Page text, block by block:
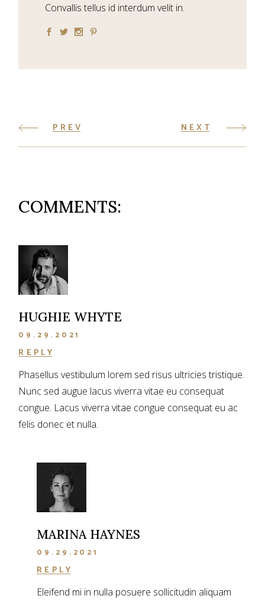
Convallis tellus id interdum velit in.
PREV NEXT
COMMENTS:
HUGHIE WHYTE
09.29.2021
REPLY
Phasellus vestibulum lorem sed risus ultricies tristique.
Nunc sed augue lacus viverra vitae eu consequat
congue. Lacus viverra vitae congue consequat eu ac
felis donec et nulla.
MARINA HAYNES
09.29.2021
REPLY
Eleifend mi in nulla posuere sollicitudin aliquam